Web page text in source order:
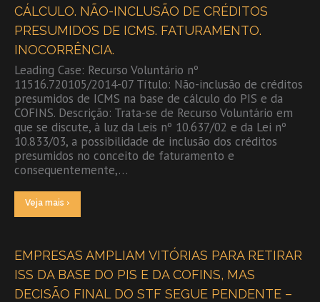
CÁLCULO. NÃO-INCLUSÃO DE CRÉDITOS
PRESUMIDOS DE ICMS. FATURAMENTO.
INOCORRÊNCIA.
Leading Case: Recurso Voluntário nº
11516.720105/2014-07 Título: Não-inclusão de créditos
presumidos de ICMS na base de cálculo do PIS e da
COFINS. Descrição: Trata-se de Recurso Voluntário em
que se discute, à luz da Leis nº 10.637/02 e da Lei nº
10.833/03, a possibilidade de inclusão dos créditos
presumidos no conceito de faturamento e
consequentemente,…
Veja mais ›
EMPRESAS AMPLIAM VITÓRIAS PARA RETIRAR
ISS DA BASE DO PIS E DA COFINS, MAS
DECISÃO FINAL DO STF SEGUE PENDENTE –